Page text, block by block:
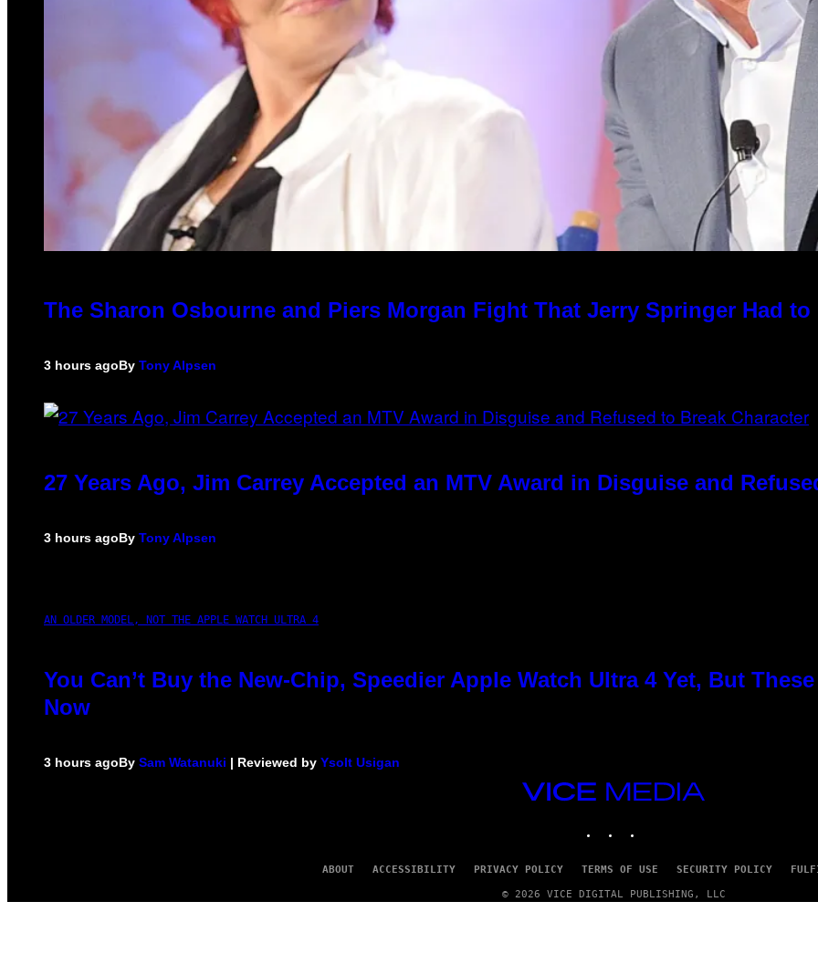
The Sharon Osbourne and Piers Morgan Fight That Jerry Springer Had to
3 hours agoBy Tony Alpsen
27 Years Ago, Jim Carrey Accepted an MTV Award in Disguise and
3 hours agoBy Tony Alpsen
AN OLDER MODEL, NOT THE APPLE WATCH ULTRA 4
You Can’t Buy the New-Chip, Speedier Apple Watch Ultra 4 Yet, But
Now
3 hours agoBy Sam Watanuki | Reviewed by Ysolt Usigan
VICE
MEDIA
ABOUT ACCESSIBILITY PRIVACY POLICY TERMS OF USE SECURITY POLICY
© 2026 VICE DIGITAL PUBLISHING, LLC